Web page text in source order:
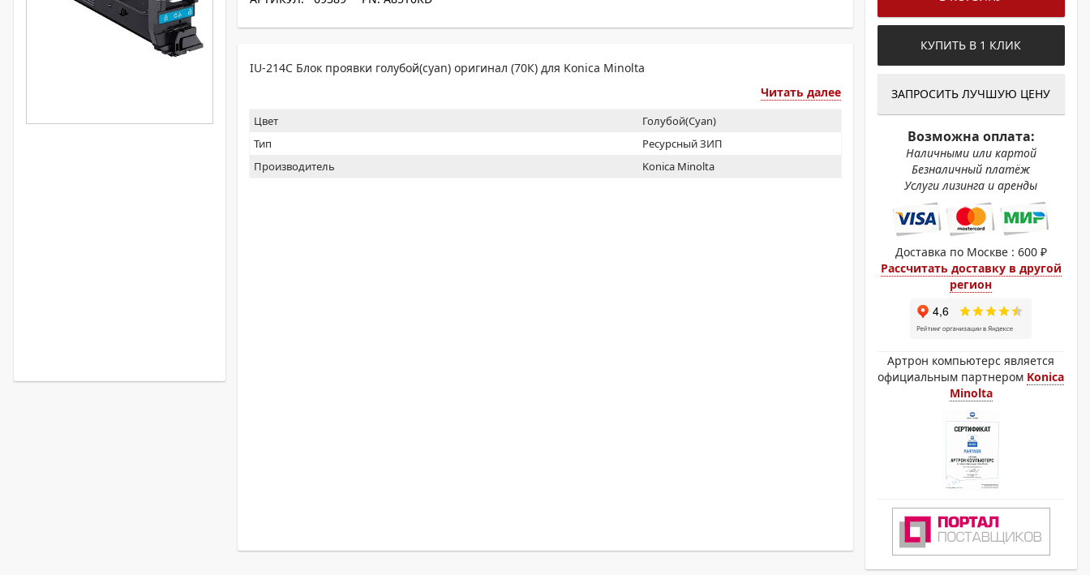
IU-214C Блок проявки голубой(cyan) оригинал (70К) для Konica Minolta
Читать далее
Цвет
Голубой(Cyan)
Тип
Ресурсный ЗИП
Производитель
Konica Minolta
КУПИТЬ В 1 КЛИК
ЗАПРОСИТЬ ЛУЧШУЮ ЦЕНУ
Возможна оплата:
Наличными или картой
Безналичный платёж
Услуги лизинга и аренды
Доставка по Москве : 600 ₽
Рассчитать доставку в другой
регион
Артрон компьютерс является
официальным партнером Konica
Minolta